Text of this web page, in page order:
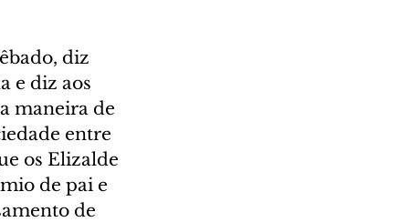
diz
e diz aos
maneira de
entre
os Elizalde
de pai e
de